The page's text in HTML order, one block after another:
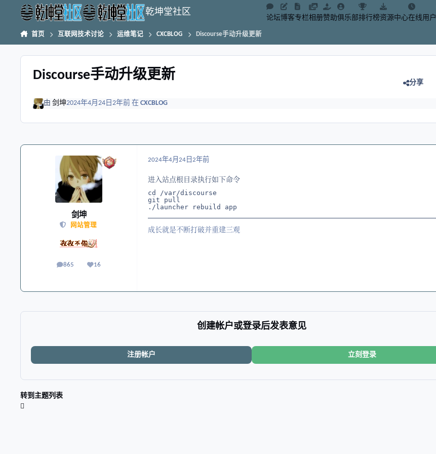
跳转到帖子
乾坤堂社区
论坛博客专栏相册赞助俱乐部排行榜资源中心在线用户
首页 互联网技术讨论 运维笔记 CXCBLOG Discourse手动升级更新
Discourse手动升级更新
分享
由 剑坤2024年4月24日 2年前 在 CXCBLOG
剑坤
网站管理
865
帖子 16
声誉
2024年4月24日 2年前
进入站点根目录执行如下命令
cd /var/discourse
git pull
./launcher rebuild app
成长就是不断打破并重建三观
创建帐户或登录后发表意见
注册帐户 立刻登录
转到主题列表